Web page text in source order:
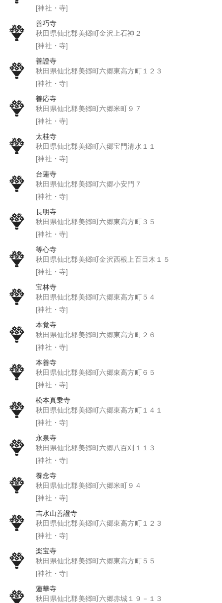
[神社・寺]
善巧寺
秋田県仙北郡美郷町金沢上石神２
[神社・寺]
善證寺
秋田県仙北郡美郷町六郷東高方町１２３
[神社・寺]
善応寺
秋田県仙北郡美郷町六郷米町９７
[神社・寺]
太桂寺
秋田県仙北郡美郷町六郷宝門清水１１
[神社・寺]
台蓮寺
秋田県仙北郡美郷町六郷小安門７
[神社・寺]
長明寺
秋田県仙北郡美郷町六郷東高方町３５
[神社・寺]
等心寺
秋田県仙北郡美郷町金沢西根上百目木１５
[神社・寺]
宝林寺
秋田県仙北郡美郷町六郷東高方町５４
[神社・寺]
本覚寺
秋田県仙北郡美郷町六郷東高方町２６
[神社・寺]
本善寺
秋田県仙北郡美郷町六郷東高方町６５
[神社・寺]
松本真乗寺
秋田県仙北郡美郷町六郷東高方町１４１
[神社・寺]
永泉寺
秋田県仙北郡美郷町六郷八百刈１１３
[神社・寺]
養念寺
秋田県仙北郡美郷町六郷米町９４
[神社・寺]
吉水山善證寺
秋田県仙北郡美郷町六郷東高方町１２３
[神社・寺]
楽宝寺
秋田県仙北郡美郷町六郷東高方町５５
[神社・寺]
蓮華寺
秋田県仙北郡美郷町六郷赤城１９－１３